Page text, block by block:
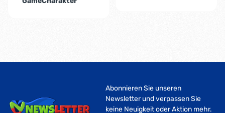
Abonnieren Sie unseren
Newsletter und verpassen Sie
keine Neuigkeit oder Aktion mehr.